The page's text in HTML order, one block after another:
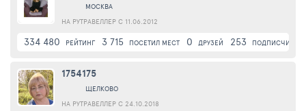
МОСКВА
НА РУТРАВЕЛЛЕР С 11.06.2012
334 480 РЕЙТИНГ 3 715 ПОСЕТИЛ МЕСТ 0 ДРУЗЕЙ 253 ПОДПИСЧИКИ
1754175
ЩЕЛКОВО
НА РУТРАВЕЛЛЕР С 24.10.2018